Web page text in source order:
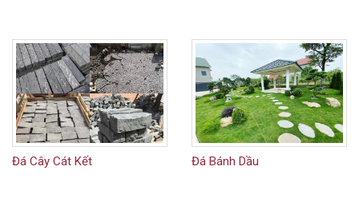
Đá Cây Cát Kết Đá Bánh Dầu